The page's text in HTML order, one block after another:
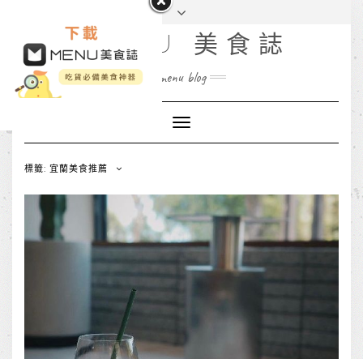
MENU 美食誌
menu blog
Toggle
Navigation
標籤: 宜蘭美食推薦